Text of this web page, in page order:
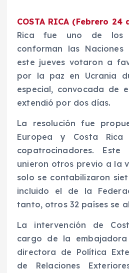
COSTA RICA (Febrero
Rica fue uno de los
conforman las Naciones
este jueves votaron a
por la paz en Ucrania
especial, convocada de
extendió por dos días.
La resolución fue
Europea y Costa
copatrocinadores. Este
unieron otros previo a la
solo se contabilizaron
incluido el de la
tanto, otros 32 países se
La intervención de
cargo de la embajadora
directora de Política
de Relaciones